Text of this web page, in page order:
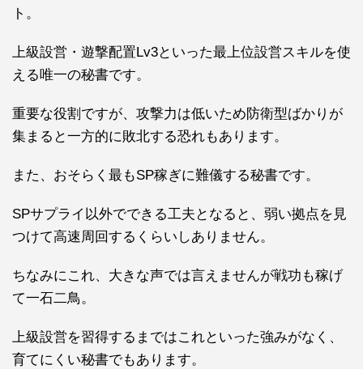
ト。
上級設営 ・ 遊撃配置Lv3といった最上位設営スキルを使
える唯一の秘書です。
重要な役割ですが、攻撃力は低いため防衛型ばかりが
集まると一方的に敗北する恐れもあります。
また、おそらく最もSP稼ぎに難儀する秘書です。
SPサプライ以外でできる工夫となると、弱い拠点を見
つけて高速周回するくらいしありません。
ちなみにこれ、大きな声では言えませんが戦功も稼げ
て一石二鳥。
上級設営を習得するまではこれといった強みがなく、
育てにくい秘書でもあります。